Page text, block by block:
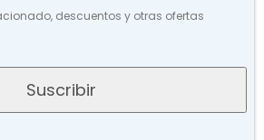
descuentos y otras ofertas
Suscribir